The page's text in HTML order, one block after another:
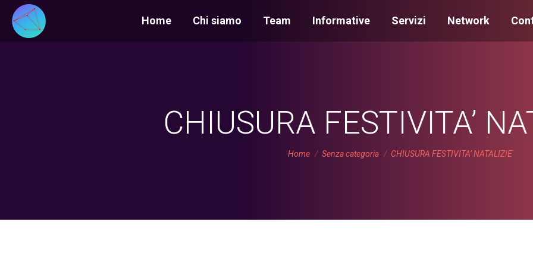
Home Chi siamo Team Informative Servizi Network
CHIUSURA FESTIVITA’
You are here:
Home Senza categoria CHIUSURA FESTIVITA’ NATALIZIE